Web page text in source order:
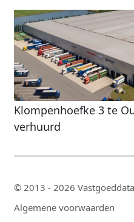
Klompenhoefke 3 te
verhuurd
© 2013 - 2026
Algemene voorwaarden